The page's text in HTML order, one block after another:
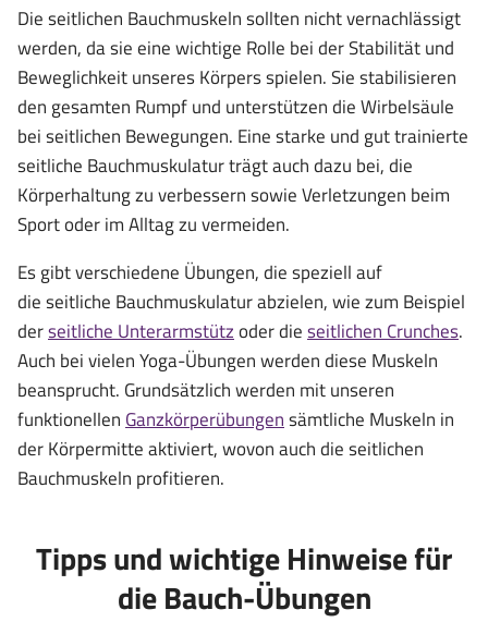
Die seitlichen Bauchmuskeln sollten nicht vernachlässigt
werden, da sie eine wichtige Rolle bei der Stabilität und
Beweglichkeit unseres Körpers spielen. Sie stabilisieren
den gesamten Rumpf und unterstützen die Wirbelsäule
bei seitlichen Bewegungen. Eine starke und gut trainierte
seitliche Bauchmuskulatur trägt auch dazu bei, die
Körperhaltung zu verbessern sowie Verletzungen beim
Sport oder im Alltag zu vermeiden.
Es gibt verschiedene Übungen, die speziell auf
die seitliche Bauchmuskulatur abzielen, wie zum Beispiel
derseitliche Unterarmstützoder dieseitlichen Crunches.
Auch bei vielen Yoga-Übungen werden diese Muskeln
beansprucht. Grundsätzlich werden mit unseren
funktionellen Ganzkörperübungensämtliche Muskeln in
der Körpermitte aktiviert, wovon auch die seitlichen
Bauchmuskeln profitieren.
Tipps und wichtige Hinweise für
die Bauch-Übungen